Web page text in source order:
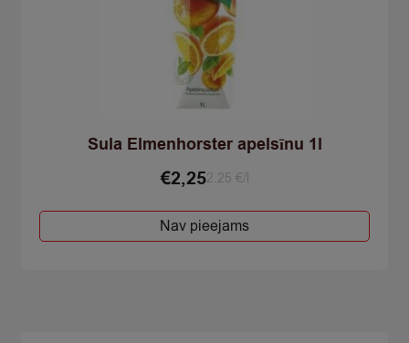
Sula Elmenhorster apelsīnu 1l
€2,252.25 €/l
Nav pieejams